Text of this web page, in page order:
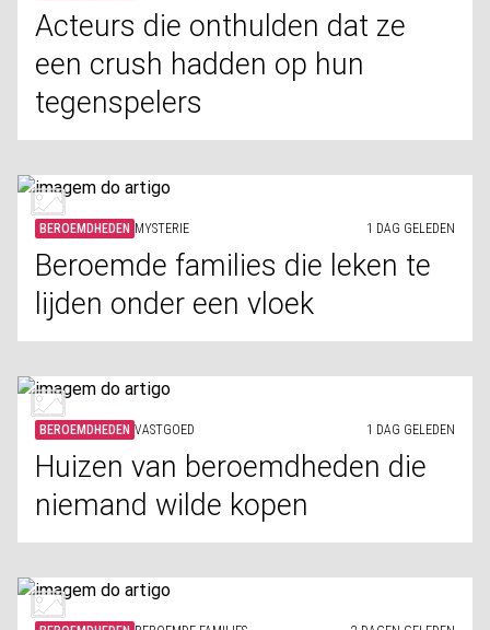
Acteurs die onthulden dat ze
een crush hadden op hun
tegenspelers
BEROEMDHEDEN MYSTERIE 1 DAG GELEDEN
Beroemde families die leken te
lijden onder een vloek
BEROEMDHEDEN VASTGOED 1 DAG GELEDEN
Huizen van beroemdheden die
niemand wilde kopen